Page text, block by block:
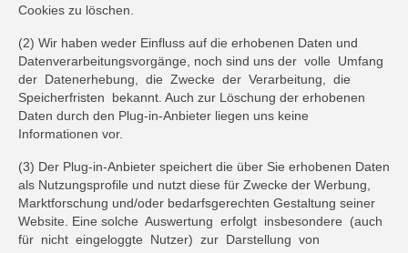
Cookies zu löschen.
(2) Wir haben weder Einfluss auf die erhobenen Daten und
Datenverarbeitungsvorgänge, noch sind uns der volle Umfang
der Datenerhebung, die Zwecke der Verarbeitung, die
Speicherfristen bekannt. Auch zur Löschung der erhobenen
Daten durch den Plug-in-Anbieter liegen uns keine
Informationen vor.
(3) Der Plug-in-Anbieter speichert die über Sie erhobenen Daten
als Nutzungsprofile und nutzt diese für Zwecke der Werbung,
Marktforschung und/oder bedarfsgerechten Gestaltung seiner
Website. Eine solche Auswertung erfolgt insbesondere (auch
für nicht eingeloggte Nutzer) zur Darstellung von